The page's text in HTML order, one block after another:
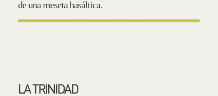
de una meseta basáltica.
LA TRINIDAD